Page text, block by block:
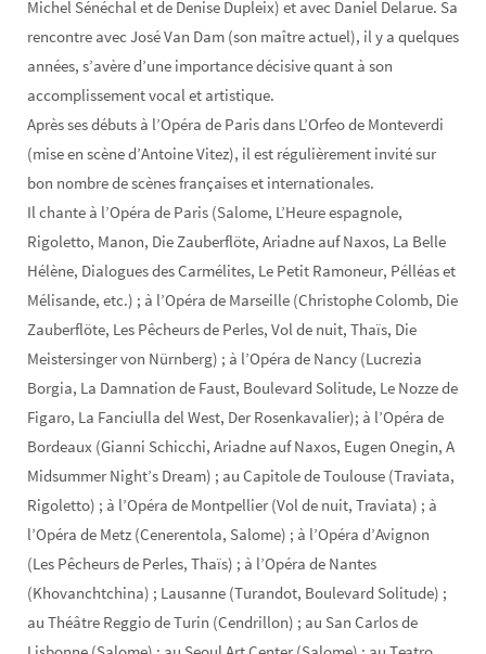
Michel Sénéchal et de Denise Dupleix) et avec Daniel Delarue. Sa
rencontre avec José Van Dam (son maître actuel), il y a quelques
années, s’avère d’une importance décisive quant à son
accomplissement vocal et artistique.
Après ses débuts à l’Opéra de Paris dans L’Orfeo de Monteverdi
(mise en scène d’Antoine Vitez), il est régulièrement invité sur
bon nombre de scènes françaises et internationales.
Il chante à l’Opéra de Paris (Salome, L’Heure espagnole,
Rigoletto, Manon, Die Zauberflöte, Ariadne auf Naxos, La Belle
Hélène, Dialogues des Carmélites, Le Petit Ramoneur, Pélléas et
Mélisande, etc.) ; à l’Opéra de Marseille (Christophe Colomb, Die
Zauberflöte, Les Pêcheurs de Perles, Vol de nuit, Thaïs, Die
Meistersinger von Nürnberg) ; à l’Opéra de Nancy (Lucrezia
Borgia, La Damnation de Faust, Boulevard Solitude, Le Nozze de
Figaro, La Fanciulla del West, Der Rosenkavalier); à l’Opéra de
Bordeaux (Gianni Schicchi, Ariadne auf Naxos, Eugen Onegin, A
Midsummer Night’s Dream) ; au Capitole de Toulouse (Traviata,
Rigoletto) ; à l’Opéra de Montpellier (Vol de nuit, Traviata) ; à
l’Opéra de Metz (Cenerentola, Salome) ; à l’Opéra d’Avignon
(Les Pêcheurs de Perles, Thaïs) ; à l’Opéra de Nantes
(Khovanchtchina) ; Lausanne (Turandot, Boulevard Solitude) ;
au Théâtre Reggio de Turin (Cendrillon) ; au San Carlos de